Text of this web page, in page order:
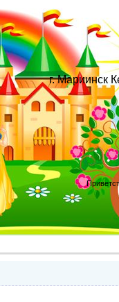
г. Мариинск